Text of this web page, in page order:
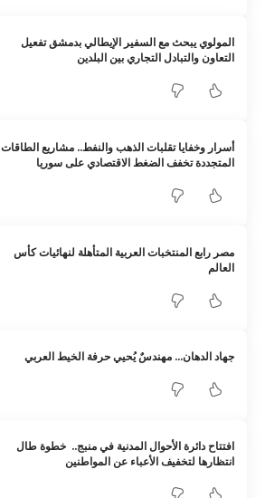
المولوي يبحث مع السفير الإيطالي بدمشق تفعيل
التعاون والتبادل التجاري بين البلدين
أسرار وخفايا تقلبات الذهب والنفط.. مشاريع الطاقات
المتجددة تخفف الضغط الاقتصادي على سوريا
مصر رابع المنتخبات العربية المتأهلة لنهائيات كأس
العالم
جهاد الدهان… مهندسٌ يُحيي حرفة الخيط العربي
افتتاح دائرة الأحوال المدنية في منبج.. خطوة طال
انتظارها لتخفيف الأعباء عن المواطنين